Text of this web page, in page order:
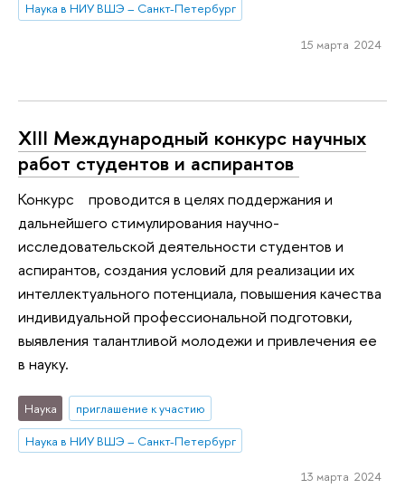
Наука в НИУ ВШЭ – Санкт-Петербург
15 марта 2024
XIII Международный конкурс научных
работ студентов и аспирантов ​
Конкурс проводится в целях поддержания и
дальнейшего стимулирования научно-
исследовательской деятельности студентов и
аспирантов, создания условий для реализации их
интеллектуального потенциала, повышения качества
индивидуальной профессиональной подготовки,
выявления талантливой молодежи и привлечения ее
в науку.
Наука
приглашение к участию
Наука в НИУ ВШЭ – Санкт-Петербург
13 марта 2024